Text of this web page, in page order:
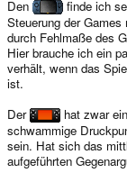
Den
finde ich
Steuerung der
durch Fehlmaße des
Hier brauche ich ein
verhält, wenn das
ist.
Der
hat zwar
schwammige
sein. Hat sich das
aufgeführten